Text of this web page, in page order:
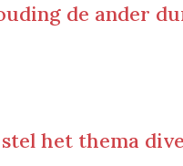
de ander
het thema